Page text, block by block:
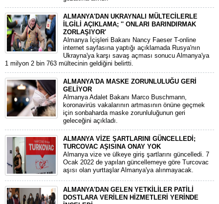
ALMANYA'DAN UKRAYNALI MÜLTECİLERLE
İLGİLİ AÇIKLAMA; '' ONLARI BARINDIRMAK
ZORLAŞIYOR'
Almanya İçişleri Bakanı Nancy Faeser T-online
internet sayfasına yaptığı açıklamada Rusya'nın
Ukrayna'ya karşı savaş açması sonucu Almanya'ya
1 milyon 2 bin 763 mültecinin geldiğini belirtti.
ALMANYA'DA MASKE ZORUNLULUĞU GERİ
GELİYOR
Almanya Adalet Bakanı Marco Buschmann,
koronavirüs vakalarının artmasının önüne geçmek
için sonbaharda maske zorunluluğunun geri
geleceğini açıkladı.
ALMANYA VİZE ŞARTLARINI GÜNCELLEDİ;
TURCOVAC AŞISINA ONAY YOK
Almanya vize ve ülkeye giriş şartlarını güncelledi. 7
Ocak 2022 de yapılan güncellemeye göre Turcovac
aşısı olan yurttaşlar Almanya'ya alınmayacak.
ALMANYA'DAN GELEN YETKİLİLER PATİLİ
DOSTLARA VERİLEN HİZMETLERİ YERİNDE